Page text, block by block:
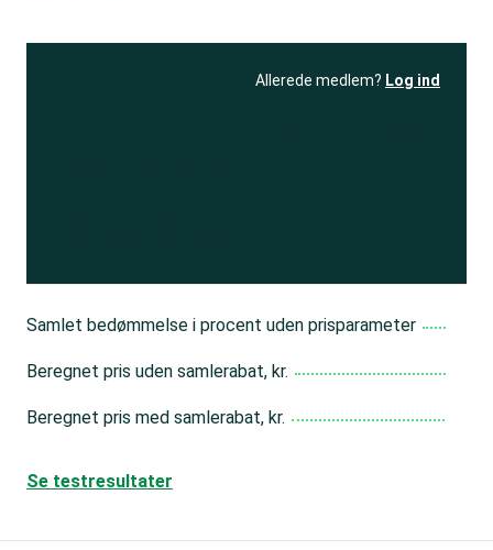
Allerede medlem? Log ind
Samlet bedømmelse i procent uden prisparameter
Beregnet pris uden samlerabat, kr.
Beregnet pris med samlerabat, kr.
Se testresultater